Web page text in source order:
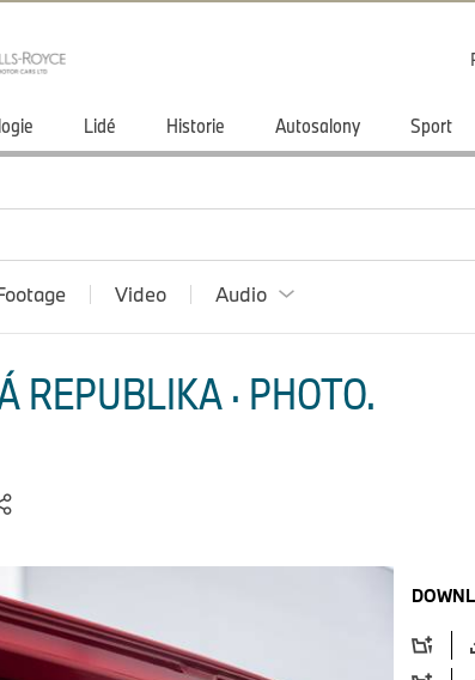
Lidé Historie Autosalony Sport
Video Audio
REPUBLIKA · PHOTO.